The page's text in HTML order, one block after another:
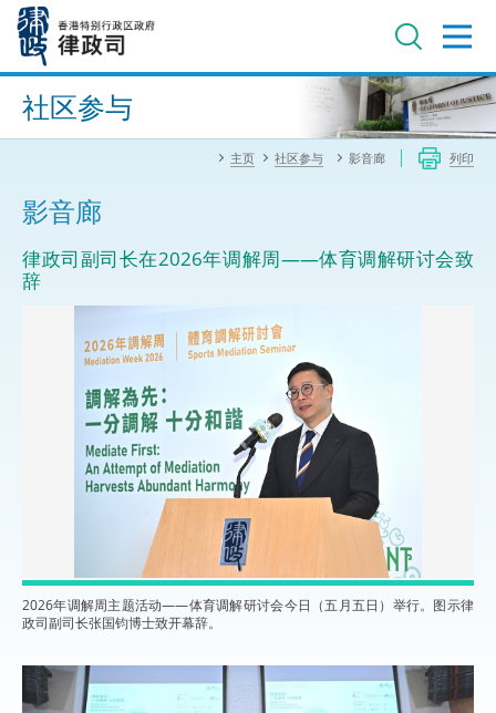
内
进阶搜寻
社区参与
主页 社区参与 影音廊 列印
影音廊
律政司副司长在2026年调解周——体育调解研讨会致
辞
2026年调解周主题活动——体育调解研讨会今日（五月五日）举行。图示律
政司副司长张国钧博士致开幕辞。